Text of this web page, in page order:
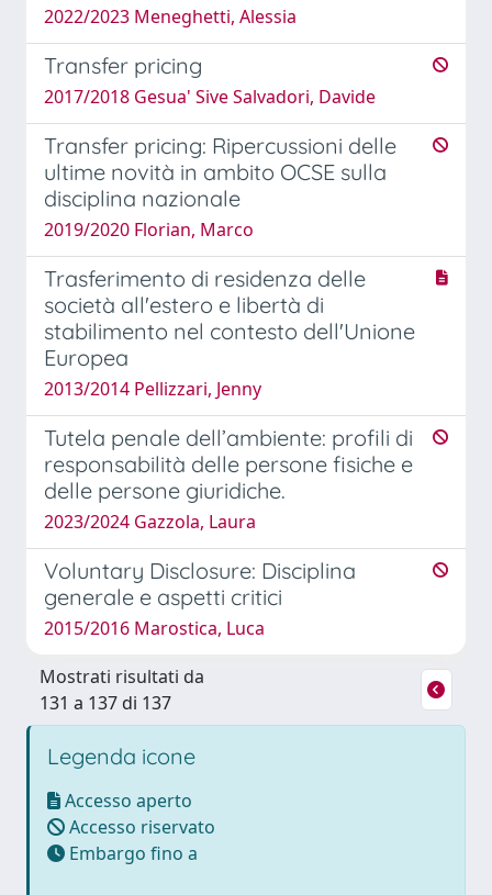
2022/2023 Meneghetti, Alessia
Transfer pricing
2017/2018 Gesua' Sive Salvadori, Davide
Transfer pricing: Ripercussioni delle
ultime novità in ambito OCSE sulla
disciplina nazionale
2019/2020 Florian, Marco
Trasferimento di residenza delle
società all'estero e libertà di
stabilimento nel contesto dell'Unione
Europea
2013/2014 Pellizzari, Jenny
Tutela penale dell’ambiente: profili di
responsabilità delle persone fisiche e
delle persone giuridiche.
2023/2024 Gazzola, Laura
Voluntary Disclosure: Disciplina
generale e aspetti critici
2015/2016 Marostica, Luca
Mostrati risultati da
131 a 137 di 137
Legenda icone
Accesso aperto
Accesso riservato
Embargo fino a